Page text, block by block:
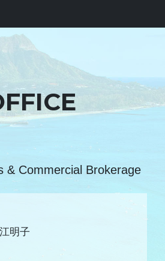
& Commercial Brokerage
明子